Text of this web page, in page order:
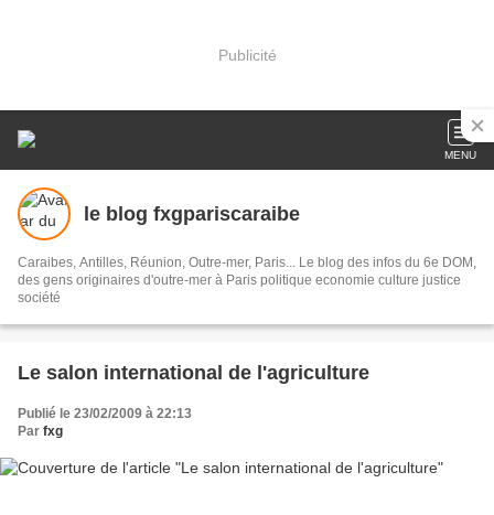
Publicité
MENU
le blog fxgpariscaraibe
Caraibes, Antilles, Réunion, Outre-mer, Paris... Le blog des infos du 6e DOM,
des gens originaires d'outre-mer à Paris politique economie culture justice
société
Le salon international de l'agriculture
Publié le 23/02/2009 à 22:13
Par fxg